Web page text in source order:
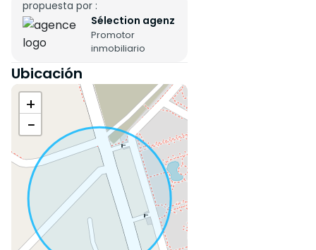
Estado de la propiedad :
Nuevo
Residencia segura
Estacionamiento titulado : 1
lugar
Terraza de 26 m²
Bodega
propuesta por :
Sélection agenz
Promotor
inmobiliario
Ubicación
+
−